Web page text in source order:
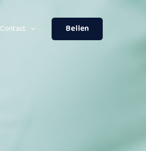
Contact Bellen